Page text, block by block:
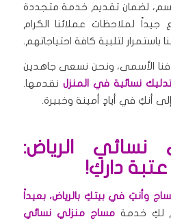
لضمان تقديم خدمة متجددة
لملاحظات عملائنا الكرام
لتلبية كافة احتياجاتهم.
الأسمى، ونحن نسعى جاهدين
نسائية في المنزل نقدمها.
أنكِ في أيادٍ أمينة وخبيرة.
الرياض:
داركِ!
وأنتِ في بيتكِ بالرياض، بعيداً
لكِ خدمةمساج منزلي نسائي